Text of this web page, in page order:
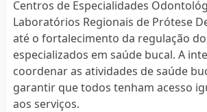
Centros de Especialidades
Laboratórios Regionais de Prótese
até o fortalecimento da regulação
especializados em saúde bucal. A
coordenar as atividades de saúde
garantir que todos tenham acesso
aos serviços.